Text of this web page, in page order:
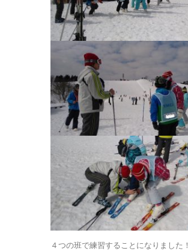
４つの班で練習することになりました！